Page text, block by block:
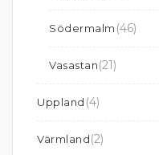
Södermalm (46)
Vasastan(21)
Uppland (4)
Värmland(2)